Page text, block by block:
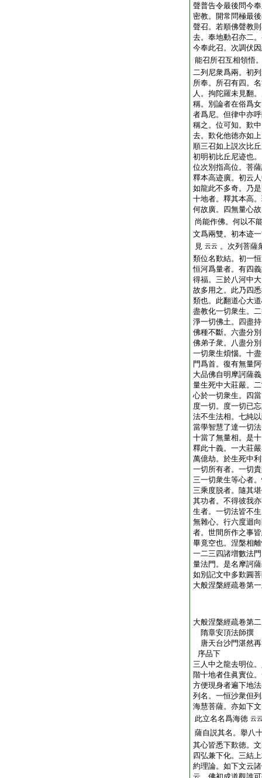
聲普告令最後問今
密教。開常問極最
聲召。若順佛聲教
去。奉地動召亦二
今奉此召。次調伏
能召所召互相領悟
二列尼衆爲兩。初
所奉。所召有四。
人。拘陀羅未見翻
稱。別論者在俗爲
者爲尼。但律中亦
稱之。位可知。歎
去。歎化他徳亦如
順三召如上説次比
初明初比丘尼迹也
位次別指高位。菩
釋本高迹廣。初云
如龍此不多奇。乃
十地者。釋其本高
何故廣。四無量心
尚能作佛。何以不
文爲兩雙。初本迹
見 云云 。次列菩薩
類位名歎結。初一
恒河爲量者。有四
得福。三於八河中
故多用之。此乃四
類也。此翻道心大
盡教化一切衆生。
淨一切佛土。四盡
佛種不斷。六盡分
佛弟子衆。八盡分
一切衆生煩惱。十
門爲首。復有無量
大品佛自明摩訶薩
量生死中大莊嚴。
心於一切衆生。四
度一切。度一切已
法不生法相。七純
當學智慧了達一切
十當了無量相。是
釋此十義。一大莊
萬億劫。於生死中
一切所有者。一切
三一切衆生等心者
三乘度脱者。隨其
其功者。不得彼我
生者。一切法皆不
無雜心。行六度迴
者。世間所作之事
畢竟空也。涅槃相
一二三四諸増數法
量法門。是名摩訶
如別記文中多歎圓
大般涅槃經疏卷第
大般涅槃經疏卷第二
隋章安頂法師撰
唐天台沙門湛然
序品下
三人中之龍去明位
階十地者住眞實位
方便現身者遍下地
列名。一恒沙衆但
海慧菩薩。亦如下
此立名名爲海徳 云
薩自説其名。擧八
其心皆悉下歎徳。
四弘兼下化。三結
約理論。如下文云